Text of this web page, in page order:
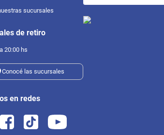
sucursales
de retiro
20:00 hs
Conocé las sucursales
en redes